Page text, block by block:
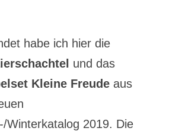
habe ich hier die
und das
Kleine Freudeaus
Winterkatalog 2019. Die